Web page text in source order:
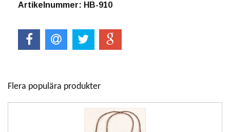
Artikelnummer: HB-910
Flera populära produkter